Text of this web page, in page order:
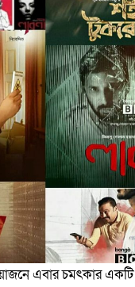
এবার চমৎকার